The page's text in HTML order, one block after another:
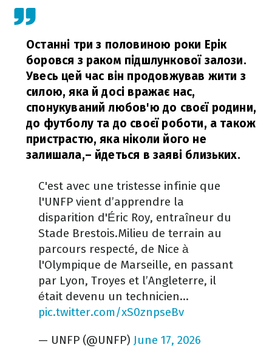
Останні три з половиною роки Ерік
боровся з раком підшлункової залози.
Увесь цей час він продовжував жити з
силою, яка й досі вражає нас,
спонукуваний любов'ю до своєї родини,
до футболу та до своєї роботи, а також
пристрастю, яка ніколи його не
залишала,– йдеться в заяві близьких.
C'est avec une tristesse infinie que
l'UNFP vient d’apprendre la
disparition d'Éric Roy, entraîneur du
Stade Brestois.Milieu de terrain au
parcours respecté, de Nice à
l'Olympique de Marseille, en passant
par Lyon, Troyes et l’Angleterre, il
était devenu un technicien…
pic.twitter.com/xS0znpseBv
— UNFP (@UNFP) June 17, 2026